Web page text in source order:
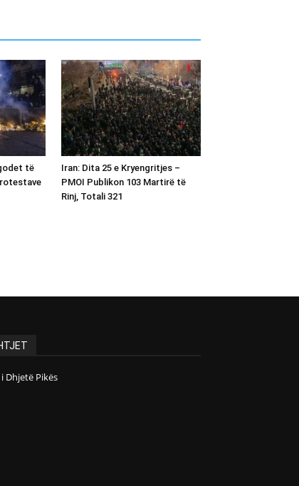
të
Iran: Dita 25 e Kryengritjes –
PMOI Publikon 103 Martirë të
Rinj, Totali 321
Dhjetë Pikës